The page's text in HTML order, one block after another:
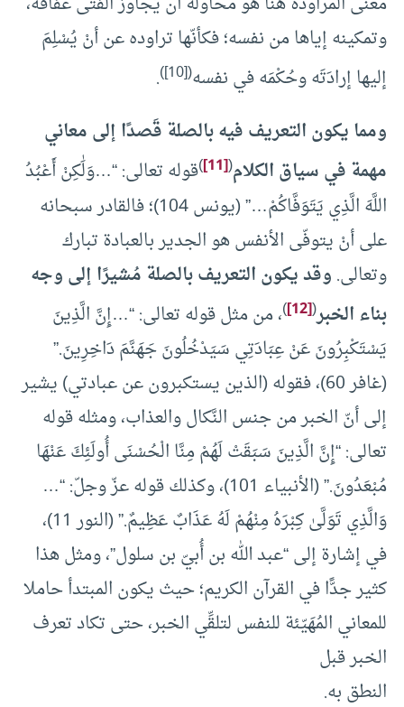
وتمكينه إياها من نفسه؛ فكأنّها تراوده عن أنْ يُسْلِمَ
إليها إرادَتَه وحُكْمَه في نفسه(
[10]
)
.
ومما يكون التعريف فيه بالصلة قَصدًا إلى معاني
مهمة في سياق الكلام(
[11]
)قوله تعالى: “…وَلَٰكِنْ أَعْبُدُ
اللَّهَ الَّذِي يَتَوَفَّاكُمْ…” (يونس 104)؛ فالقادر سبحانه
على أنْ يتوفّى الأنفس هو الجدير بالعبادة تبارك
وتعالى.وقد يكون التعريف بالصلة مُشيرًا إلى وجه
بناء الخبر(
[12]
)، من مثل قوله تعالى: “…إِنَّ الَّذِينَ
يَسْتَكْبِرُونَ عَنْ عِبَادَتِي سَيَدْخُلُونَ جَهَنَّمَ دَاخِرِينَ.”
(غافر 60)، فقوله (الذين يستكبرون عن عبادتي) يشير
إلى أنّ الخبر من جنس النَّكال والعذاب، ومثله قوله
تعالى: “إِنَّ الَّذِينَ سَبَقَتْ لَهُمْ مِنَّا الْحُسْنَى أُولَئِكَ عَنْهَا
مُبْعَدُونَ.” (الأنبياء 101)، وكذلك قوله عزّ وجلّ: “…
وَالَّذِي تَوَلَّىٰ كِبْرَهُ مِنْهُمْ لَهُ عَذَابٌ عَظِيمٌ.” (النور 11)،
في إشارة إلى “عبد الله بن أُبيّ بن سلول”، ومثل هذا
كثير جدًّا في القرآن الكريم؛ حيث يكون المبتدأ حاملا
للمعاني المُهَيّئة للنفس لتلقِّي الخبر، حتى تكاد تعرف
الخبر قبل
النطق به.